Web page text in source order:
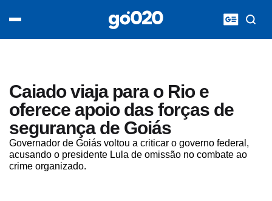
Caiado viaja para o Rio e
oferece apoio das forças de
segurança de Goiás
Governador de Goiás voltou a criticar o governo federal,
acusando o presidente Lula de omissão no combate ao
crime organizado.
acontece agora
entretenimento
vídeos
pod020